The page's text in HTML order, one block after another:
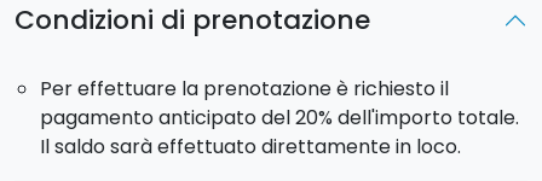
Condizioni di prenotazione
Per effettuare la prenotazione è richiesto il
pagamento anticipato del 20% dell'importo totale.
Il saldo sarà effettuato direttamente in loco.